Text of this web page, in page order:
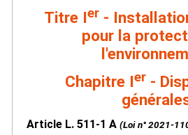
Titre Ier-
pour la
Chapitre Ier -
Article L. 511-1 A (Loi n° 2021-